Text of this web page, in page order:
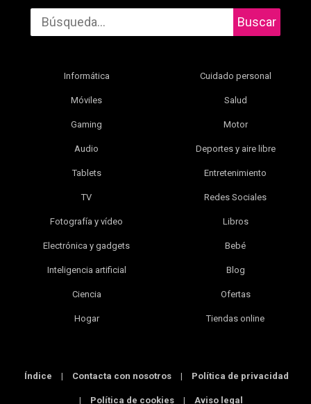
Buscar
Informática
Móviles
Gaming
Audio
Tablets
TV
Fotografía y vídeo
Electrónica y gadgets
Inteligencia artificial
Ciencia
Hogar
Cuidado personal
Salud
Motor
Deportes y aire libre
Entretenimiento
Redes Sociales
Libros
Bebé
Blog
Ofertas
Tiendas online
Índice | Contacta con nosotros | Política de privacidad
| Política de cookies | Aviso legal